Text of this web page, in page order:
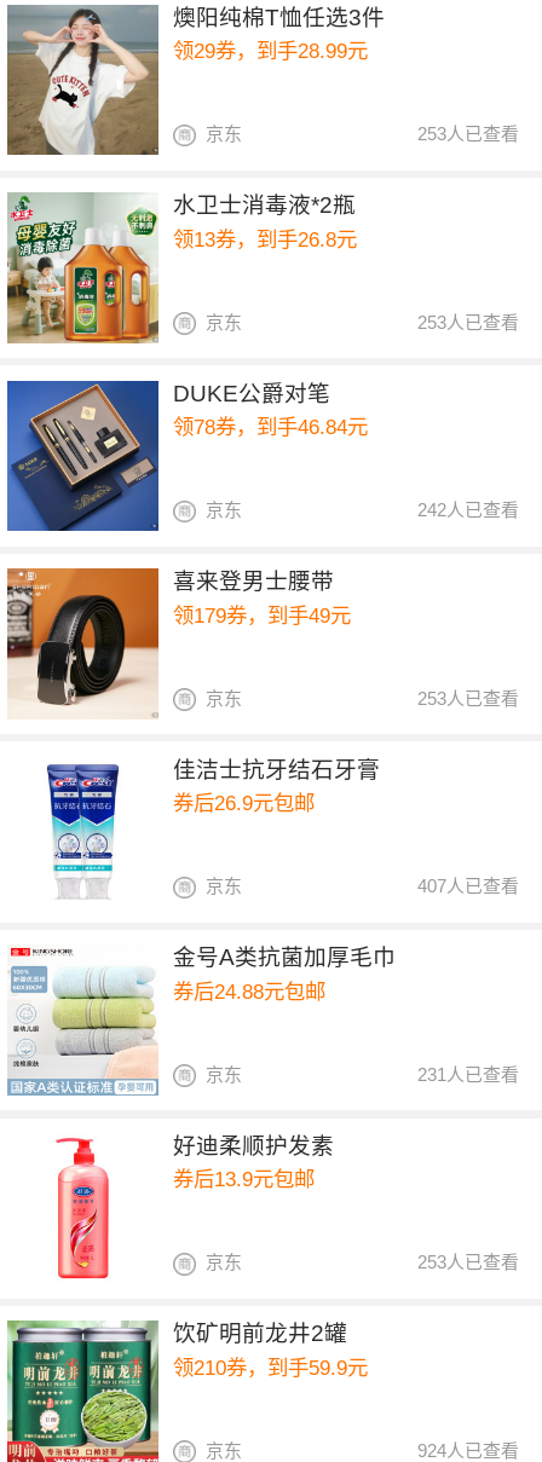
燠阳纯棉T恤任选3件
领29券，到手28.99元
253人已查看
京东
水卫士消毒液*2瓶
领13券，到手26.8元
253人已查看
京东
DUKE公爵对笔
领78券，到手46.84元
242人已查看
京东
喜来登男士腰带
领179券，到手49元
253人已查看
京东
佳洁士抗牙结石牙膏
券后26.9元包邮
407人已查看
京东
金号A类抗菌加厚毛巾
券后24.88元包邮
231人已查看
京东
好迪柔顺护发素
券后13.9元包邮
253人已查看
京东
饮矿明前龙井2罐
领210券，到手59.9元
924人已查看
京东